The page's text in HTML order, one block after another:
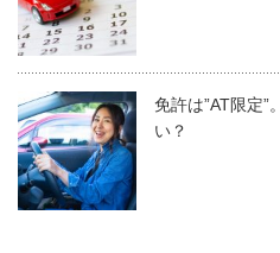
免許は”AT限定”
い？